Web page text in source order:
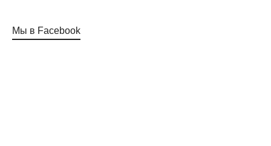
Мы в Facebook